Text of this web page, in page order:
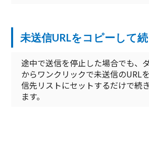
未送信URLをコピーして
途中で送信を停止した場合でも、
からワンクリックで未送信のURL
信先リストにセットするだけで続
ます。